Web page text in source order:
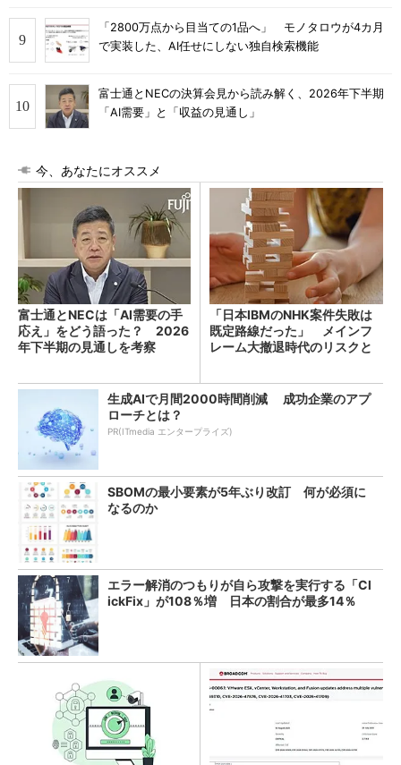
「2800万点から目当ての1品へ」 モノタロウが4カ月
で実装した、AI任せにしない独自検索機能
富士通とNECの決算会見から読み解く、2026年下半期
「AI需要」と「収益の見通し」
今、あなたにオススメ
富士通とNECは「AI需要の手
応え」をどう語った？ 2026
年下半期の見通しを考察
「日本IBMのNHK案件失敗は
既定路線だった」 メインフ
レーム大撤退時代のリスクと
生成AIで月間2000時間削減 成功企業のアプ
ローチとは？
PR(ITmedia エンタープライズ)
SBOMの最小要素が5年ぶり改訂 何が必須に
なるのか
エラー解消のつもりが自ら攻撃を実行する「Cl
ickFix」が108％増 日本の割合が最多14％